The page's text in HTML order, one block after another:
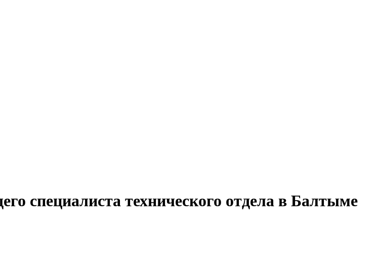
специалиста технического отдела в Балтыме